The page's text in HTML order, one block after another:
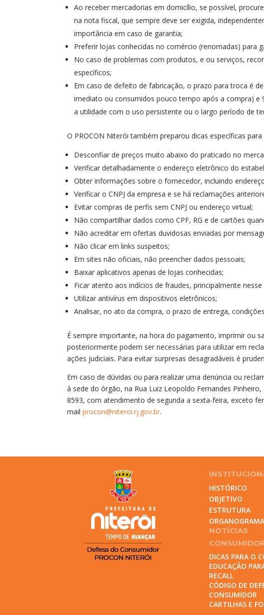
Ao receber mercadorias em domicílio, se possível,
na nota fiscal, que sempre deve ser exigida,
importância em caso de garantia;
Preferir lojas conhecidas no comércio (renomadas) para
No caso de problemas com produtos, e ou serviços,
específicos;
Em caso de defeito de fabricação, o prazo para troca é
imediato ou consumidos pouco tempo após a compra) e
a utilidade com o uso persistente ou o largo período de
O PROCON Niterói também preparou dicas específicas
Desconfiar de preços muito abaixo do praticado no
Verificar detalhadamente o endereço eletrônico do
Obter informações sobre o fornecedor, incluindo
Verificar o CNPJ da empresa e se há reclamações
Evitar compras de perfis sem CNPJ ou endereço virtual;
Não compartilhar dados como CPF, RG e de cartões
Não acreditar em ofertas duvidosas enviadas por
Não clicar em links suspeitos;
Em sites não oficiais, não preencher dados pessoais;
Baixar aplicativos apenas de lojas conhecidas;
Ficar atento aos indícios de fraudes, principalmente
Utilizar antivírus em dispositivos eletrônicos;
Analisar, no ato da compra, o prazo de entrega,
É sempre importante, na hora do pagamento, imprimir ou
posteriormente podem ser necessárias para utilizar em
ações judiciais. Para evitar surpresas desagradáveis é
Em caso de dúvidas ou para realizar uma denúncia ou
à sede do órgão, na Rua Luiz Leopoldo Fernandes
8593, com atendimento de segunda a sexta-feira, exceto
mailprocon@niteroi.rj.gov.br.
HISTÓRICO
OBJETIVO
ESTRUTURA
ORGANOGRAMA
NOTÍCIAS
DICAS PARA O
EDUCAÇÃO
RECALL
CÓDIGO DE
CONSUMIDOR
CARTILHAS E